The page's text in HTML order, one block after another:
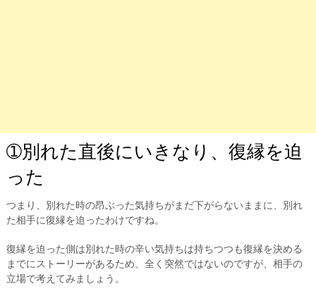
➀別れた直後にいきなり、復縁を迫
った
つまり、別れた時の昂ぶった気持ちがまだ下がらないままに、別れ
た相手に復縁を迫ったわけですね。
復縁を迫った側は別れた時の辛い気持ちは持ちつつも復縁を決める
までにストーリーがあるため、全く突然ではないのですが、相手の
立場で考えてみましょう。